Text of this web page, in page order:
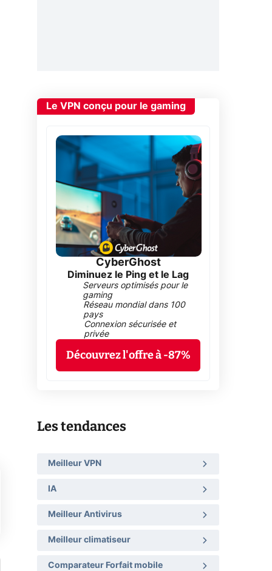
Le VPN conçu pour le gaming
CyberGhost
Diminuez le Ping et le Lag
Serveurs optimisés pour le
gaming
Réseau mondial dans 100
pays
Connexion sécurisée et
privée
Découvrez l'offre à -87%
Les tendances
Meilleur VPN
IA
Meilleur Antivirus
Meilleur climatiseur
Comparateur Forfait mobile